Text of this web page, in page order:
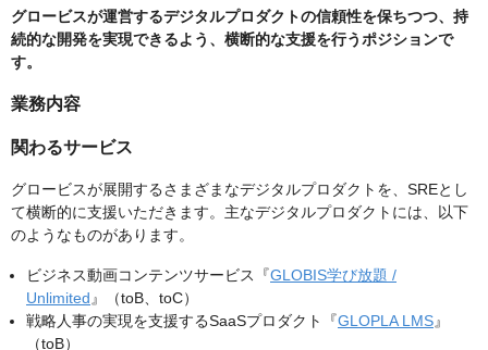
グロービスが運営するデジタルプロダクトの信頼性を保ちつつ、持
続的な開発を実現できるよう、横断的な支援を行うポジションで
す。
業務内容
関わるサービス
グロービスが展開するさまざまなデジタルプロダクトを、SREとし
て横断的に支援いただきます。主なデジタルプロダクトには、以下
のようなものがあります。
ビジネス動画コンテンツサービス『GLOBIS学び放題 /
Unlimited 』（toB、toC）
戦略人事の実現を支援するSaaSプロダクト『GLOPLA LMS』
（toB）